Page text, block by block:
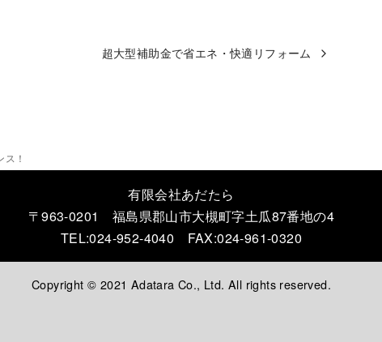
超大型補助金で省エネ・快適リフォーム
！
有限会社あだたら
〒963-0201 福島県郡山市大槻町字土瓜87番地の4
TEL:024-952-4040 FAX:024-961-0320
Copyright © 2021 Adatara Co., Ltd. All rights reserved.